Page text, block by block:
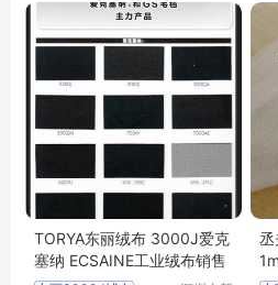
TORYA东丽绒布 3000J爱克
塞纳 ECSAINE工业绒布销售
丞